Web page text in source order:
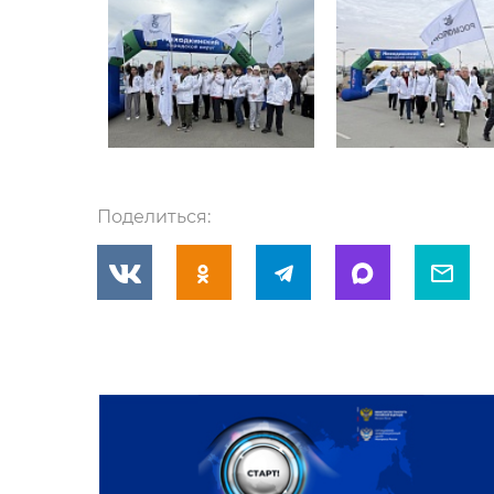
Поделиться: